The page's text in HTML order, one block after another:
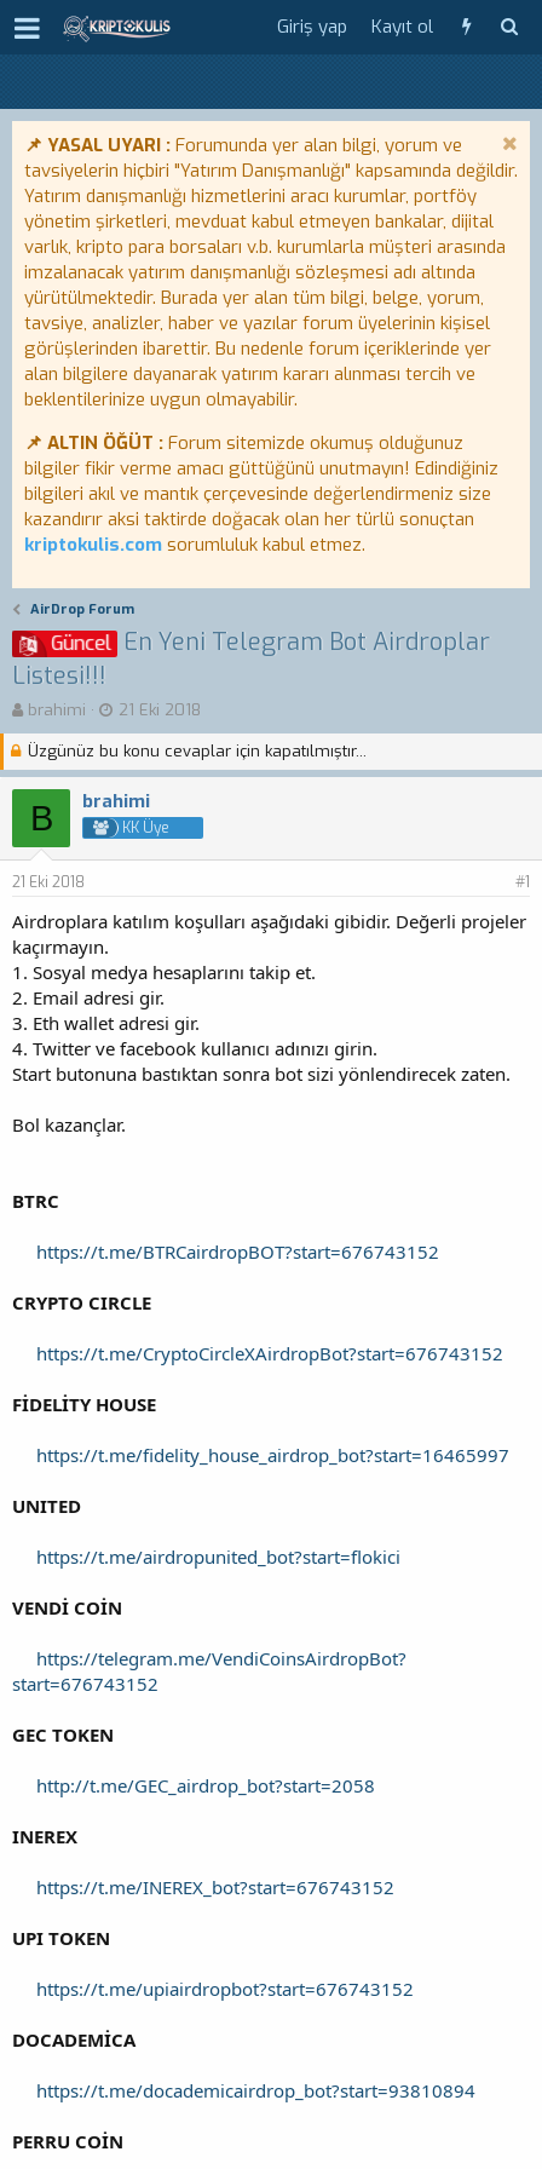
Giriş yap Kayıt ol
📌 YASAL UYARI : Forumunda yer alan bilgi, yorum ve
tavsiyelerin hiçbiri "Yatırım Danışmanlığı" kapsamında değildir.
Yatırım danışmanlığı hizmetlerini aracı kurumlar, portföy
yönetim şirketleri, mevduat kabul etmeyen bankalar, dijital
varlık, kripto para borsaları v.b. kurumlarla müşteri arasında
imzalanacak yatırım danışmanlığı sözleşmesi adı altında
yürütülmektedir. Burada yer alan tüm bilgi, belge, yorum,
tavsiye, analizler, haber ve yazılar forum üyelerinin kişisel
görüşlerinden ibarettir. Bu nedenle forum içeriklerinde yer
alan bilgilere dayanarak yatırım kararı alınması tercih ve
beklentilerinize uygun olmayabilir.
📌 ALTIN ÖĞÜT : Forum sitemizde okumuş olduğunuz
bilgiler fikir verme amacı güttüğünü unutmayın! Edindiğiniz
bilgileri akıl ve mantık çerçevesinde değerlendirmeniz size
kazandırır aksi taktirde doğacak olan her türlü sonuçtan
kriptokulis.com sorumluluk kabul etmez.
AirDrop Forum
Güncel En Yeni Telegram Bot Airdroplar
Listesi!!!
K
o
n
b
u
b
a
l
a
a
n
brahimi
B
a
ş
l
a
n
g
ı
a
i
h
21 Eki 2018
Üzgünüz bu konu cevaplar için kapatılmıştır...
B brahimi
KK Üye
21 Eki 2018 #1
Airdroplara katılım koşulları aşağıdaki gibidir. Değerli projeler
kaçırmayın.
1. Sosyal medya hesaplarını takip et.
2. Email adresi gir.
3. Eth wallet adresi gir.
4. Twitter ve facebook kullanıcı adınızı girin.
Start butonuna bastıktan sonra bot sizi yönlendirecek zaten.
Bol kazançlar.
BTRC
https://t.me/BTRCairdropBOT?start=676743152
CRYPTO CIRCLE
https://t.me/CryptoCircleXAirdropBot?start=676743152
FİDELİTY HOUSE
https://t.me/fidelity_house_airdrop_bot?start=16465997
UNITED
https://t.me/airdropunited_bot?start=flokici
VENDİ COİN
https://telegram.me/VendiCoinsAirdropBot?
start=676743152
GEC TOKEN
http://t.me/GEC_airdrop_bot?start=2058
INEREX
https://t.me/INEREX_bot?start=676743152
UPI TOKEN
https://t.me/upiairdropbot?start=676743152
DOCADEMİCA
https://t.me/docademicairdrop_bot?start=93810894
PERRU COİN